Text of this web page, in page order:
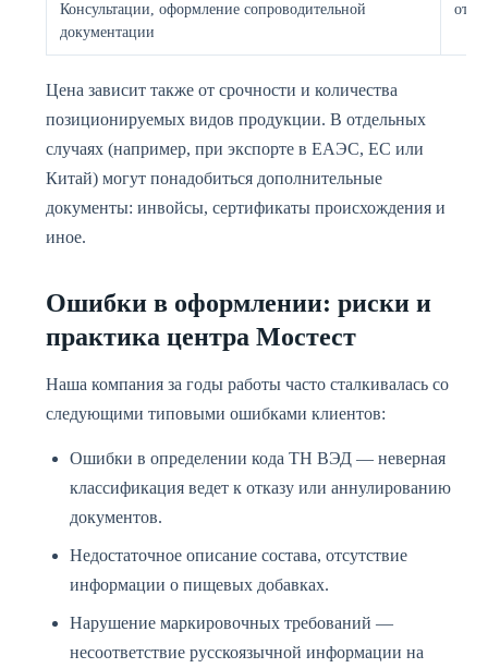
Консультации, оформление сопроводительной
документации
от 3
Цена зависит также от срочности и количества
позиционируемых видов продукции. В отдельных
случаях (например, при экспорте в ЕАЭС, ЕС или
Китай) могут понадобиться дополнительные
документы: инвойсы, сертификаты происхождения и
иное.
Ошибки в оформлении: риски и
практика центра Мостест
Наша компания за годы работы часто сталкивалась со
следующими типовыми ошибками клиентов:
Ошибки в определении кода ТН ВЭД — неверная
классификация ведет к отказу или аннулированию
документов.
Недостаточное описание состава, отсутствие
информации о пищевых добавках.
Нарушение маркировочных требований —
несоответствие русскоязычной информации на